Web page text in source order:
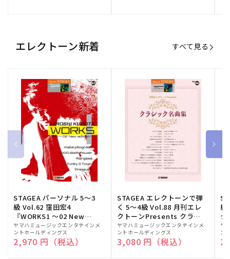
エレクトーン新着 すべて見る
STAGEA パーソナル 5～3
級 Vol.62 窪田宏4
『WORKS1 ～02 New
edition～』
販
売
元:
ヤマハミュージックエンタテインメ
ントホールディングス
通常価格
2,970 円（税込）
STAGEA エレクトーンで弾
く 5～4級 Vol.88 月刊エレ
クトーンPresents クラシ
ック名曲集
販
売
元:
ヤマハミュージックエンタテインメ
ントホールディングス
通常価格
3,080 円（税込）
級
ク
販
売
元:
ヤ
ン